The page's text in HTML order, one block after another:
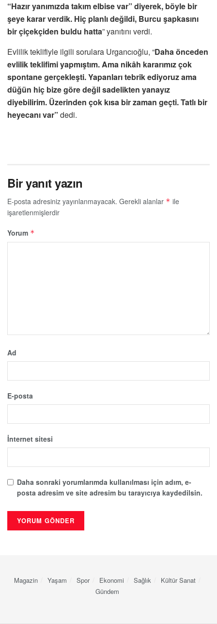
“Hazır yanımızda takım elbise var” diyerek, böyle bir
şeye karar verdik. Hiç planlı değildi, Burcu şapkasını
bir çiçekçiden buldu hatta” yanıtını verdi.
Evlilik teklifiyle ilgili sorulara Urgancıoğlu, “Daha önceden
evlilik teklifimi yapmıştım. Ama nikâh kararımız çok
spontane gerçekleşti. Yapanları tebrik ediyoruz ama
düğün hiç bize göre değil sadelikten yanayız
diyebilirim. Üzerinden çok kısa bir zaman geçti. Tatlı bir
heyecanı var” dedi.
Bir yanıt yazın
E-posta adresiniz yayınlanmayacak. Gerekli alanlar * ile
işaretlenmişlerdir
Yorum *
Ad
E-posta
İnternet sitesi
Daha sonraki yorumlarımda kullanılması için adım, e-
posta adresim ve site adresim bu tarayıcıya kaydedilsin.
Magazin Yaşam Spor Ekonomi Sağlık
Kültür Sanat
Gündem